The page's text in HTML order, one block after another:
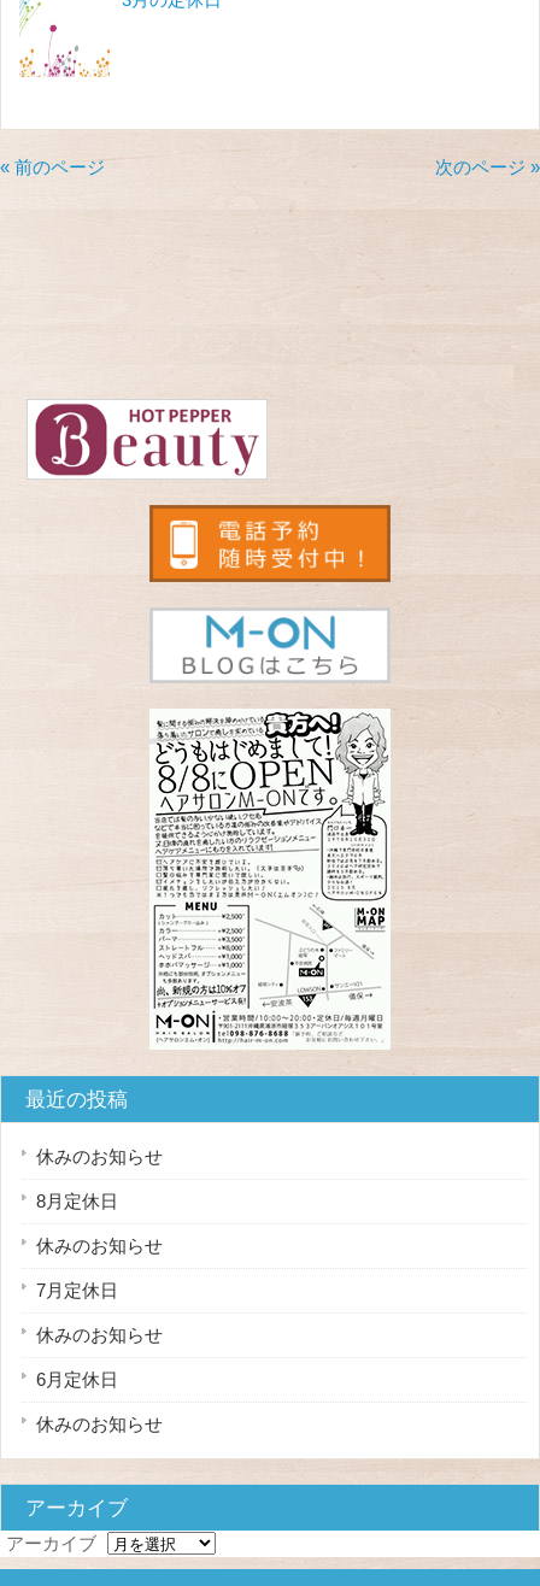
« 前のページ 次のページ »
最近の投稿
休みのお知らせ
8月定休日
休みのお知らせ
7月定休日
休みのお知らせ
6月定休日
休みのお知らせ
アーカイブ
アーカイブ